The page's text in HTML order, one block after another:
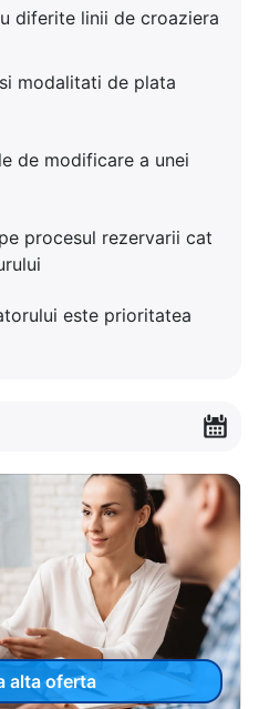
diferite linii de croaziera
modalitati de plata
de modificare a unei
procesul rezervarii cat
este prioritatea
alta oferta